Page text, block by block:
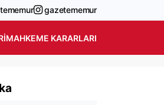
gazetememur
MAHKEME KARARLARI